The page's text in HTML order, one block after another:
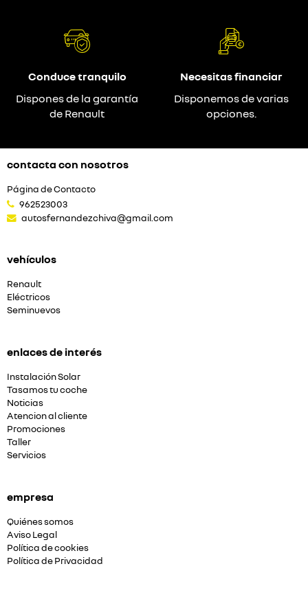
Conduce tranquilo
Dispones de la garantía
de Renault
Necesitas financiar
Disponemos de varias
opciones.
contacta con nosotros
Página de Contacto
962523003
autosfernandezchiva@gmail.com
vehículos
Renault
Eléctricos
Seminuevos
enlaces de interés
Instalación Solar
Tasamos tu coche
Noticias
Atencion al cliente
Promociones
Taller
Servicios
empresa
Quiénes somos
Aviso Legal
Política de cookies
Política de Privacidad